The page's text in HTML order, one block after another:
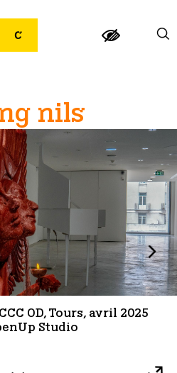
nils
OD, Tours, avril 2025
Studio